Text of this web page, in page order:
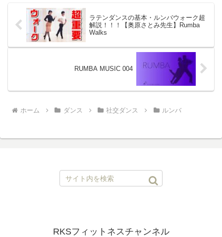
ラテンダンスの基本・ルンバウォーク超
解説！！！【奥原さとみ先生】Rumba
Walks
RUMBA MUSIC 004
ホーム ダンス 社交ダンス ルンバ
RKSフィットネスチャンネル